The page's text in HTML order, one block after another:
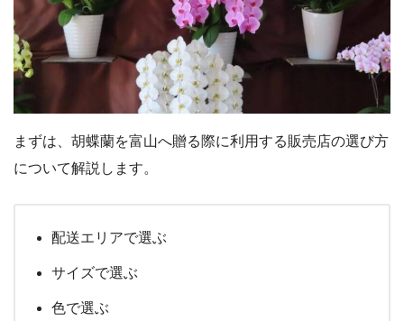
まずは、胡蝶蘭を富山へ贈る際に利用する販売店の選び方
について解説します。
配送エリアで選ぶ
サイズで選ぶ
色で選ぶ